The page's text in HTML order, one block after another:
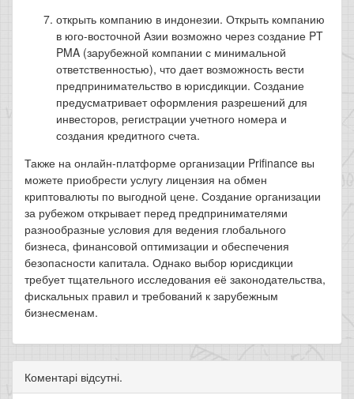
открыть компанию в индонезии. Открыть компанию
в юго-восточной Азии возможно через создание PT
PMA (зарубежной компании с минимальной
ответственностью), что дает возможность вести
предпринимательство в юрисдикции. Создание
предусматривает оформления разрешений для
инвесторов, регистрации учетного номера и
создания кредитного счета.
Также на онлайн-платформе организации Prifinance вы
можете приобрести услугу лицензия на обмен
криптовалюты по выгодной цене. Создание организации
за рубежом открывает перед предпринимателями
разнообразные условия для ведения глобального
бизнеса, финансовой оптимизации и обеспечения
безопасности капитала. Однако выбор юрисдикции
требует тщательного исследования её законодательства,
фискальных правил и требований к зарубежным
бизнесменам.
Коментарі відсутні.